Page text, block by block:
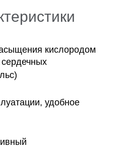
кислородом
удобное